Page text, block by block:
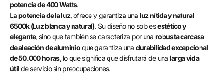
potencia de 400 Watts.
La potencia de la luz, ofrece y garantiza una luz nítida y natural
6500k (Luz blanca y natural). Su diseño no solo esestético y
elegante, sino que también se caracteriza por unarobusta carcasa
de aleación de aluminioque garantiza una durabilidad excepcional
de 50.000 horas, lo que significa que disfrutará de una larga vida
útil de servicio sin preocupaciones.